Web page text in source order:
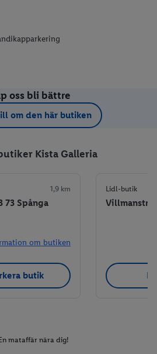
oss bli bättre
om den här butiken
Kista Galleria
1,9 km
73 Spånga
om butiken
butik
Lidl-butik
mataffär nära dig!